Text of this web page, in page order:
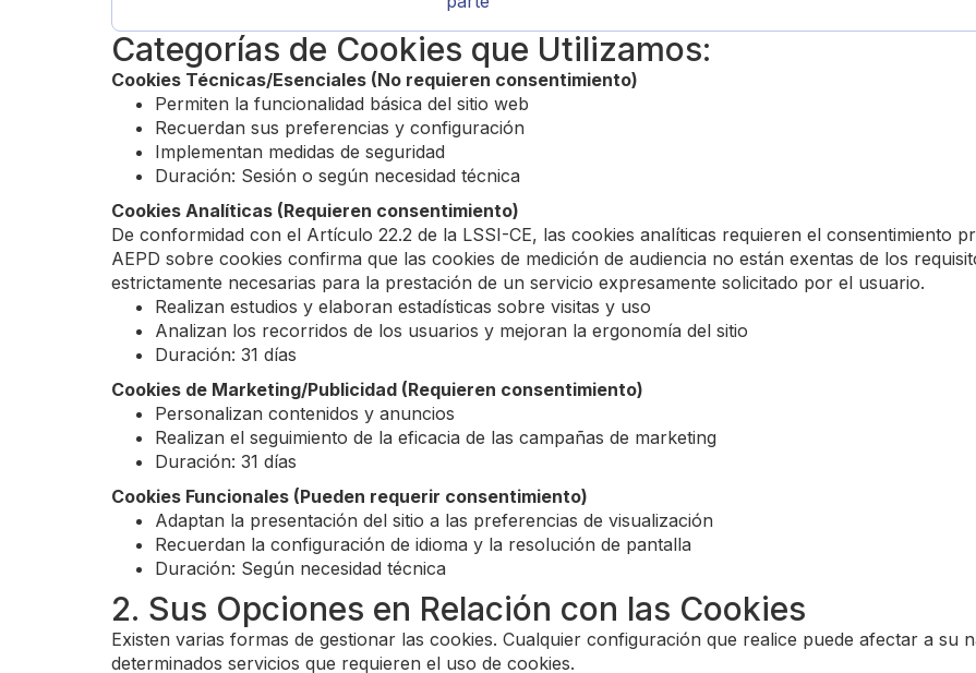
Categorías de Cookies que Utilizamos:
Cookies Técnicas/Esenciales (No requieren consentimiento)
Permiten la funcionalidad básica del sitio web
Recuerdan sus preferencias y configuración
Implementan medidas de seguridad
Duración: Sesión o según necesidad técnica
Cookies Analíticas (Requieren consentimiento)
De conformidad con el Artículo 22.2 de la LSSI-CE, las cookies analíticas requieren el consentimiento
AEPD sobre cookies confirma que las cookies de medición de audiencia no están exentas de los
estrictamente necesarias para la prestación de un servicio expresamente solicitado por el usuario.
Realizan estudios y elaboran estadísticas sobre visitas y uso
Analizan los recorridos de los usuarios y mejoran la ergonomía del sitio
Duración: 31 días
Cookies de Marketing/Publicidad (Requieren consentimiento)
Personalizan contenidos y anuncios
Realizan el seguimiento de la eficacia de las campañas de marketing
Duración: 31 días
Cookies Funcionales (Pueden requerir consentimiento)
Adaptan la presentación del sitio a las preferencias de visualización
Recuerdan la configuración de idioma y la resolución de pantalla
Duración: Según necesidad técnica
2. Sus Opciones en Relación con las Cookies
Existen varias formas de gestionar las cookies. Cualquier configuración que realice puede afectar a su
determinados servicios que requieren el uso de cookies.